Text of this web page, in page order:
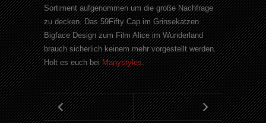
Sortiment aufgenommen um die große Nachfrage
zu decken. Das 59Fifty Cap im Grinsekatzen
Bigface Design zum Film Alice im Wunderland
brauch sicherlich keinem mehr vorgestellt werden.
Holt es euch beiManystyles.